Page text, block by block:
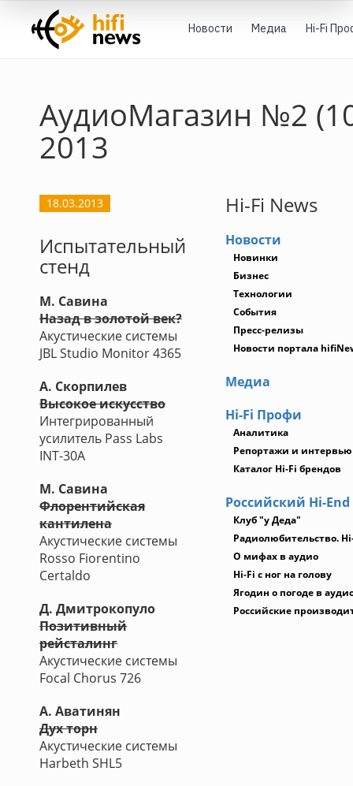
Новости Медиа Hi-Fi
АудиоМагазин №2
2013
18.03.2013
Испытательный
стенд
М. Савина
Назад в золотой век?
Акустические системы
JBL Studio Monitor 4365
А. Скорпилев
Высокое искусство
Интегрированный
усилитель Pass Labs
INT-30A
М. Савина
Флорентийская
кантилена
Акустические системы
Rosso Fiorentino
Certaldo
Д. Дмитрокопуло
Позитивный
рейсталинг
Акустические системы
Focal Chorus 726
А. Аватинян
Дух торн
Акустические системы
Harbeth SHL5
Hi-Fi News
Новости
Новинки
Бизнес
Технологии
События
Пресс-релизы
Новости портала
Медиа
Hi-Fi Профи
Аналитика
Репортажи и интервью
Каталог Hi-Fi брендов
Российский Hi-End
Клуб "у Деда"
Радиолюбительство.
О мифах в аудио
Hi-Fi с ног на голову
Ягодин о погоде в
Российские